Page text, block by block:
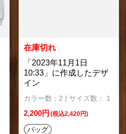
在庫切れ
「2023年11月1日
10:33」に作成したデザ
イン
カラー数：2 | サイズ数： 1
2,200円 (税込2,420円)
バッグ